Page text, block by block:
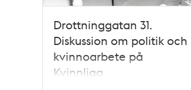
Drottninggatan 31.
Diskussion om politik och
kvinnoarbete på
Kvinnliga